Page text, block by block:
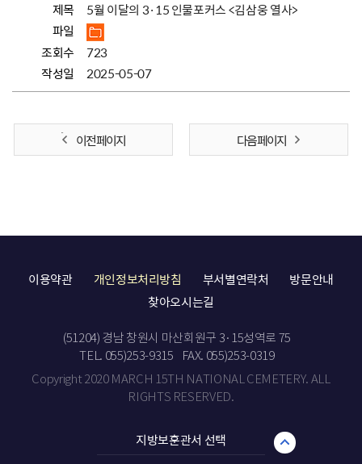
제목
5월 이달의 3·15 인물포커스 <김삼웅 열사>
파일
조회수
723
작성일
2025-05-07
이전 페이지 다음 페이지
이용약관 개인정보처리방침 부서별연락처
방문안내
찾아오시는길
(51204) 경남 창원시 마산회원구 3·15성역로 75
TEL. 055)253-9315
FAX. 055)253-0319
Copyright 2020 MARCH 15TH NATIONAL CEMETERY. ALL
RIGHTS RESERVED.
지방보훈관서 선택